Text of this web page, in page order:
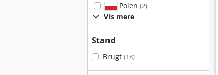
Polen (2)
Vis mere
Stand
Brugt (18)